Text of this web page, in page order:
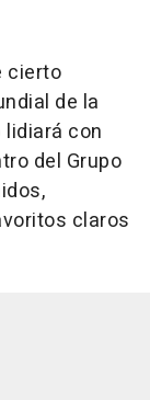
cierto
de la
lidiará con
del Grupo
claros